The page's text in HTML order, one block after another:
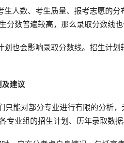
生人数、考生质量、报考志愿的
分数普遍较高，那么录取分数线也
划也会影响录取分数线。招生计
建议
专业组的招生计划、历年录取数据